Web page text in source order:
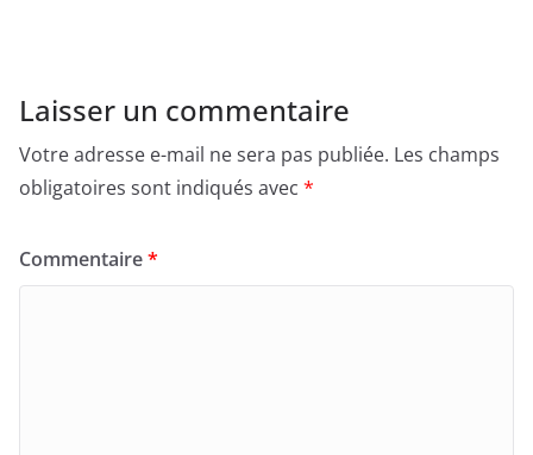
Laisser un commentaire
Votre adresse e-mail ne sera pas publiée. Les champs
obligatoires sont indiqués avec *
Commentaire*